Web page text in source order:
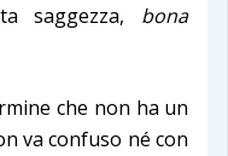
saggezza, bona
che non ha un
va confuso né con